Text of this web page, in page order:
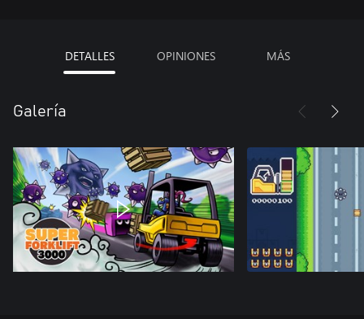
DETALLES OPINIONES MÁS
Galería